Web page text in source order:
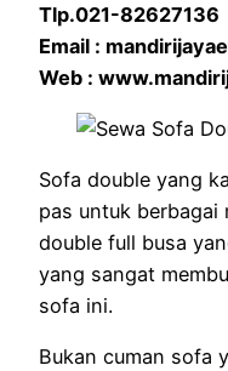
Tlp.021-82627136
Email :
Web :
Sofa double yang
pas untuk berbagai
double full busa
yang sangat
sofa ini.
Bukan cuman sofa